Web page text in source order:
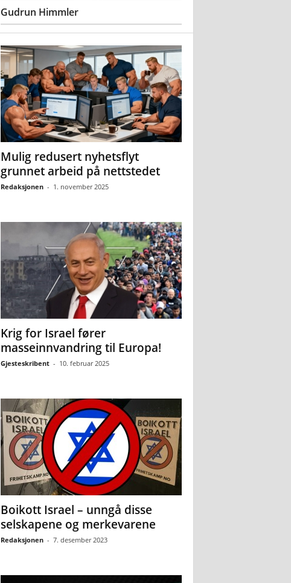
Gudrun Himmler
Mulig redusert nyhetsflyt
grunnet arbeid på nettstedet
Redaksjonen - 1. november 2025
Krig for Israel fører
masseinnvandring til Europa!
Gjesteskribent - 10. februar 2025
Boikott Israel – unngå disse
selskapene og merkevarene
Redaksjonen - 7. desember 2023